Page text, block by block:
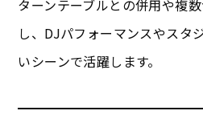
ターンテーブルとの併用や複
し、DJパフォーマンスやスタ
いシーンで活躍します。